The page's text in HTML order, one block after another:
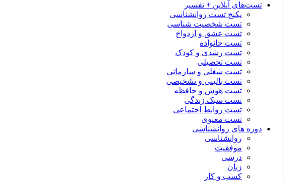
تست‌های آنلاین + تفسیر
پکیج تست روانشناسی
تست شخصیت شناسی
تست عشق و ازدواج
تست خانواده
تست رشدی و کودک
تست تحصیلی
تست شغلی و سازمانی
تست بالینی و تشخیصی
تست هوش و حافظه
تست سبک زندگی
تست روابط اجتماعی
تست معنوی
دوره های روانشناسی
روانشناسی
موفقیت
درسی
زبان
کسب و کار